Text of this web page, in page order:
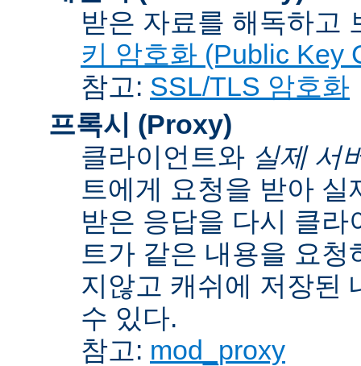
받은 자료를 해독하고
키 암호화 (Public Key
참고: SSL/TLS 암호화
프록시 (Proxy)
클라이언트와 실제 서
트에게 요청을 받아
받은 응답을 다시 클
트가 같은 내용을 요
지않고 캐쉬에 저장된
수 있다.
참고: mod_proxy